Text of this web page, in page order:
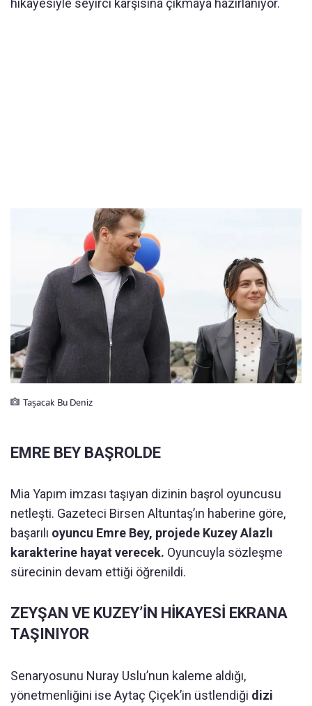
hikayesiyle seyirci karşısına çıkmaya hazırlanıyor.
Taşacak Bu Deniz
EMRE BEY BAŞROLDE
Mia Yapım imzası taşıyan dizinin başrol oyuncusu
netleşti. Gazeteci Birsen Altuntaş’ın haberine göre,
başarılı oyuncu Emre Bey, projede Kuzey Alazlı
karakterine hayat verecek. Oyuncuyla sözleşme
sürecinin devam ettiği öğrenildi.
ZEYŞAN VE KUZEY’İN HİKAYESİ EKRANA
TAŞINIYOR
Senaryosunu Nuray Uslu’nun kaleme aldığı,
yönetmenliğini ise Aytaç Çiçek’in üstlendiği dizi